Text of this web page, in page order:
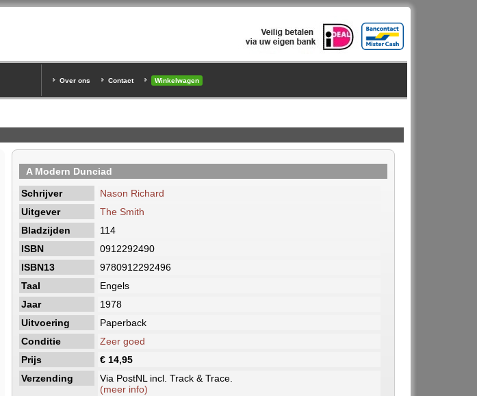
Over ons
Contact Winkelwagen
A Modern Dunciad
Schrijver
Nason Richard
Uitgever
The Smith
Bladzijden
114
ISBN
0912292490
ISBN13
9780912292496
Taal
Engels
Jaar
1978
Uitvoering
Paperback
Conditie
Zeer goed
Prijs
€ 14,95
Verzending
Via PostNL incl. Track & Trace.
(meer info)